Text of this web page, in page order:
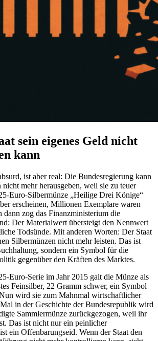
sein eigenes Geld nicht
kann
ist aber real: Die Bundesregierung kann
mehr herausgeben, weil sie zu teuer
Euro-Silbermünze „Heilige Drei Könige“
erscheinen, Millionen Exemplare waren
dann zog das Finanzministerium die
Der Materialwert übersteigt den Nennwert
Todsünde. Mit anderen Worten: Der Staat
Silbermünzen nicht mehr leisten. Das ist
sondern ein Symbol für die
gegenüber den Kräften des Marktes.
Euro-Serie im Jahr 2015 galt die Münze als
Feinsilber, 22 Gramm schwer, ein Symbol
wird sie zum Mahnmal wirtschaftlicher
in der Geschichte der Bundesrepublik wird
Sammlermünze zurückgezogen, weil ihr
Das ist nicht nur ein peinlicher
ein Offenbarungseid. Wenn der Staat den